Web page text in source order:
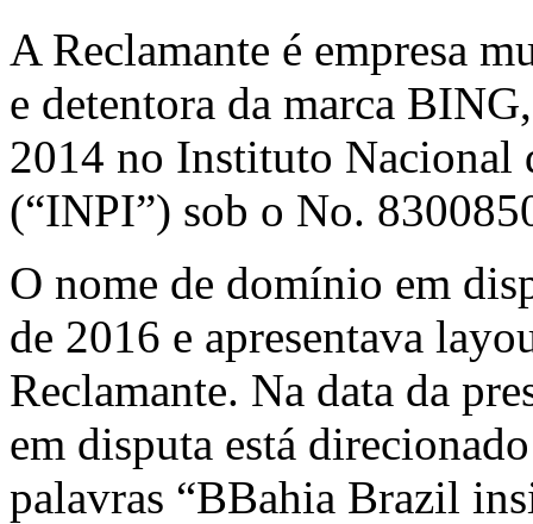
A Reclamante é empresa
e detentora da marca
2014 no Instituto Nacional
(“INPI”) sob o No.
O nome de domínio em
de 2016 e apresentava
Reclamante. Na data da
em disputa está
palavras “BBahia Brazil